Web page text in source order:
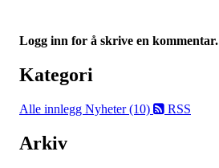
Logg inn for å skrive en kommentar.
Kategori
Alle innlegg Nyheter (10) RSS
Arkiv